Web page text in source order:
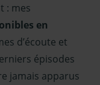
: mes
en
d’écoute et
épisodes
jamais apparus